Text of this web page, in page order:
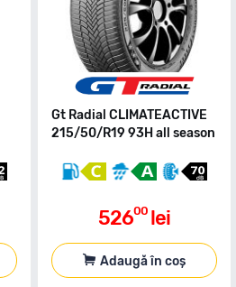
Gt Radial CLIMATEACTIVE
215/50/R19 93H all season
52600 lei
Adaugă în coș